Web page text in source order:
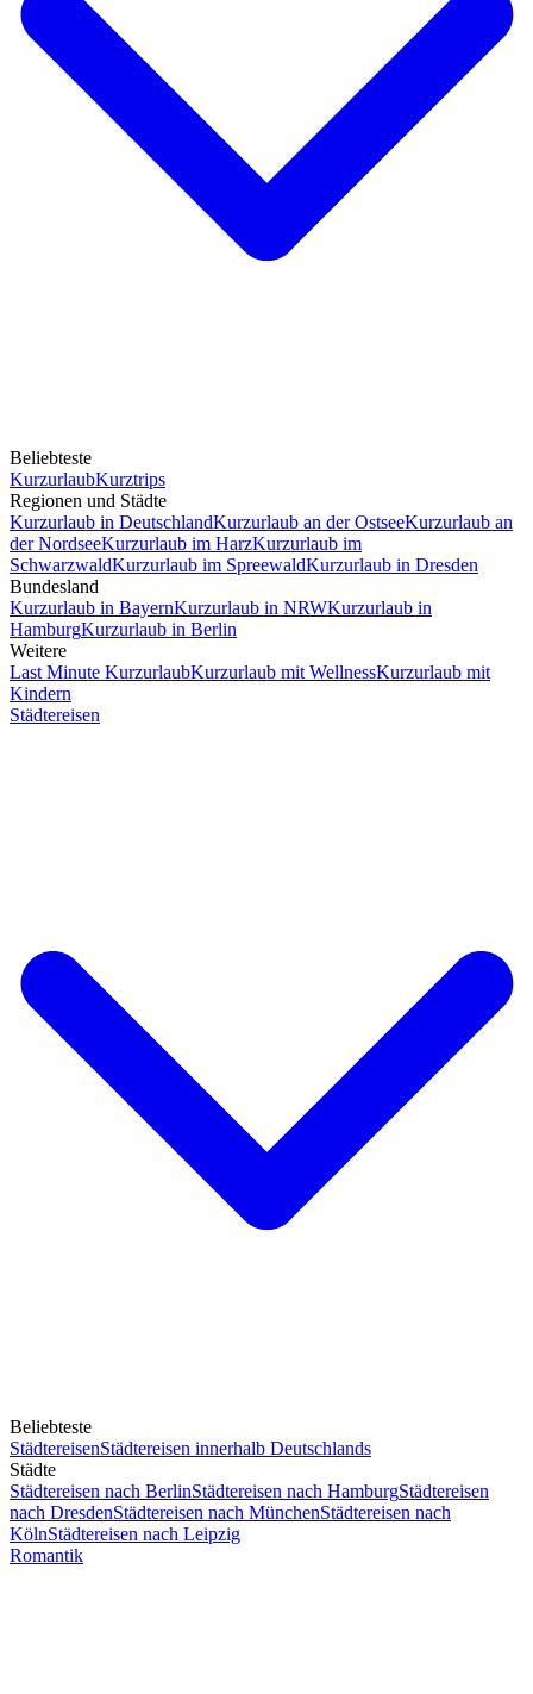
Beliebteste
KurzurlaubKurztrips
Regionen und Städte
Kurzurlaub in DeutschlandKurzurlaub an der OstseeKurzurlaub an
der NordseeKurzurlaub im HarzKurzurlaub im
SchwarzwaldKurzurlaub im SpreewaldKurzurlaub in Dresden
Bundesland
Kurzurlaub in BayernKurzurlaub in NRWKurzurlaub in
HamburgKurzurlaub in Berlin
Weitere
Last Minute KurzurlaubKurzurlaub mit WellnessKurzurlaub mit
Kindern
Städtereisen
Beliebteste
StädtereisenStädtereisen innerhalb Deutschlands
Städte
Städtereisen nach BerlinStädtereisen nach HamburgStädtereisen
nach DresdenStädtereisen nach MünchenStädtereisen nach
KölnStädtereisen nach Leipzig
Romantik